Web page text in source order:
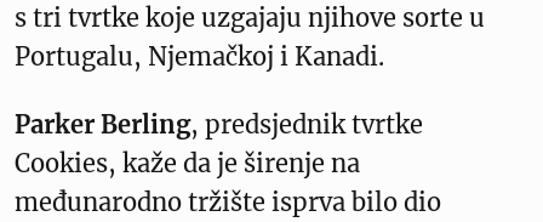
s tri tvrtke koje uzgajaju njihove sorte u
Portugalu, Njemačkoj i Kanadi.
Parker Berling, predsjednik tvrtke
Cookies, kaže da je širenje na
međunarodno tržište isprva bilo dio